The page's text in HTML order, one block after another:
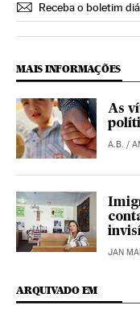
Receba o boletim
MAIS INFORMAÇÕES
As
A.B. /
JAN
ARQUIVADO EM